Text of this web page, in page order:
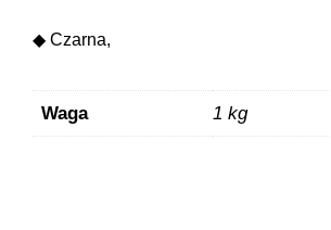
◆ Czarna,
Waga 1 kg